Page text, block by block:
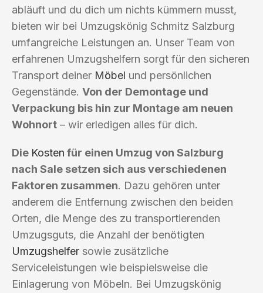
abläuft und du dich um nichts kümmern musst,
bieten wir bei Umzugskönig Schmitz Salzburg
umfangreiche Leistungen an. Unser Team von
erfahrenen Umzugshelfern sorgt für den sicheren
Transport deiner Möbel und persönlichen
Gegenstände. Von der Demontage und
Verpackung bis hin zur Montage am neuen
Wohnort – wir erledigen alles für dich.
Die Kosten für einen Umzug von Salzburg
nach Sale setzen sich aus verschiedenen
Faktoren zusammen. Dazu gehören unter
anderem die Entfernung zwischen den beiden
Orten, die Menge des zu transportierenden
Umzugsguts, die Anzahl der benötigten
Umzugshelfer sowie zusätzliche
Serviceleistungen wie beispielsweise die
Einlagerung von Möbeln. Bei Umzugskönig